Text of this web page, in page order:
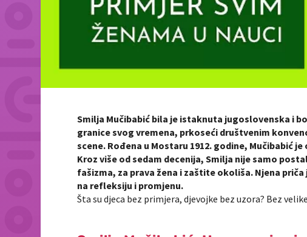
Smilja Mučibabić bila je istaknuta jugoslovenska i
granice svog vremena, prkoseći društvenim
scene. Rođena u Mostaru 1912. godine,
Kroz više od sedam decenija, Smilja nije samo
fašizma, za prava žena i zaštite okoliša. Njena
na refleksiju i promjenu.
Šta su djeca bez primjera, djevojke bez uzora? Bez